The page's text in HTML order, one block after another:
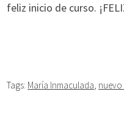
feliz inicio de curso.
Tags: María Inmaculada,